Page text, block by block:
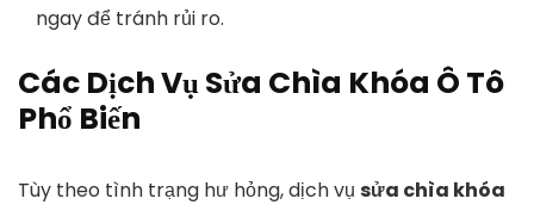
ngay để tránh rủi ro.
Các Dịch Vụ Sửa Chìa Khóa Ô Tô
Phổ Biến
Tùy theo tình trạng hư hỏng, dịch vụ sửa chìa khóa